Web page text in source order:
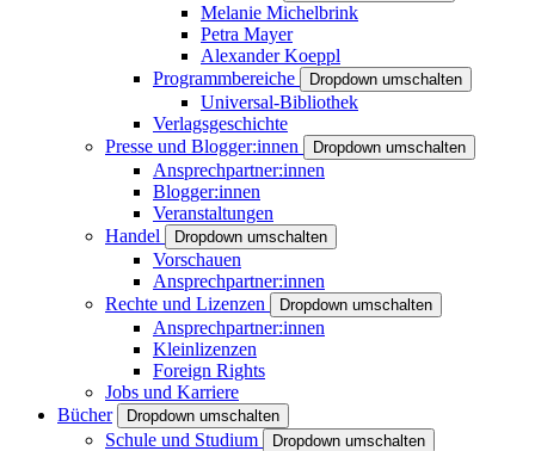
Melanie Michelbrink
Petra Mayer
Alexander Koeppl
Programmbereiche
Dropdown umschalten
Universal-Bibliothek
Verlagsgeschichte
Presse und Blogger:innen
Dropdown umschalten
Ansprechpartner:innen
Blogger:innen
Veranstaltungen
Handel
Dropdown umschalten
Vorschauen
Ansprechpartner:innen
Rechte und Lizenzen
Dropdown umschalten
Ansprechpartner:innen
Kleinlizenzen
Foreign Rights
Jobs und Karriere
Bücher
Dropdown umschalten
Schule und Studium Dropdown umschalten